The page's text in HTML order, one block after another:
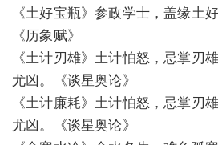
《土好宝瓶》参政学士，盖缘土
《历象赋》
《土计刃雄》土计怕怒，忌掌刃
尤凶。《谈星奥论》
《土计廉耗》土计怕怒，忌掌刃
尤凶。《谈星奥论》